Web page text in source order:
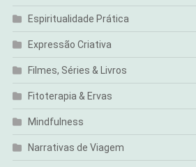
Espiritualidade Prática
Expressão Criativa
Filmes, Séries & Livros
Fitoterapia & Ervas
Mindfulness
Narrativas de Viagem